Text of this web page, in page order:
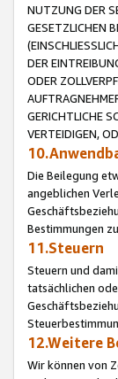
NUTZUNG DER
GESETZLICHEN
DER
ODER
GERICHTLICHE
VERTEIDIGEN,
Die Beilegung
angeblichen
Bestimmungen
11.Steuern
Steuern und
tatsächlichen
12.Weitere
Wir können von